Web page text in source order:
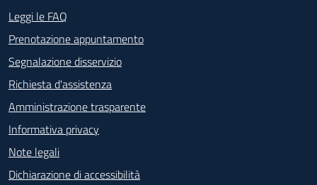
Footer - Contatti
Leggi le FAQ
Prenotazione appuntamento
Segnalazione disservizio
Richiesta d'assistenza
Amministrazione trasparente
Informativa privacy
Note legali
Dichiarazione di accessibilità